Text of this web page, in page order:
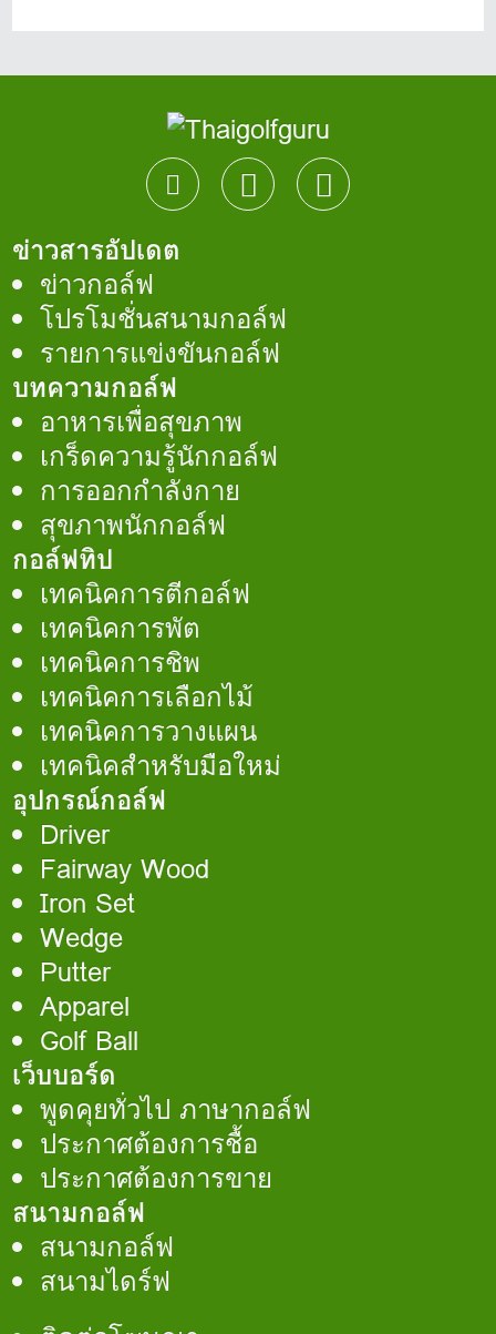
ข่าวสารอัปเดต
ข่าวกอล์ฟ
โปรโมชั่นสนามกอล์ฟ
รายการแข่งขันกอล์ฟ
บทความกอล์ฟ
อาหารเพื่อสุขภาพ
เกร็ดความรู้นักกอล์ฟ
การออกกำลังกาย
สุขภาพนักกอล์ฟ
กอล์ฟทิป
เทคนิคการตีกอล์ฟ
เทคนิคการพัต
เทคนิคการชิพ
เทคนิคการเลือกไม้
เทคนิคการวางแผน
เทคนิคสำหรับมือใหม่
อุปกรณ์กอล์ฟ
Driver
Fairway Wood
Iron Set
Wedge
Putter
Apparel
Golf Ball
เว็บบอร์ด
พูดคุยทั่วไป ภาษากอล์ฟ
ประกาศต้องการชื้อ
ประกาศต้องการขาย
สนามกอล์ฟ
สนามกอล์ฟ
สนามไดร์ฟ